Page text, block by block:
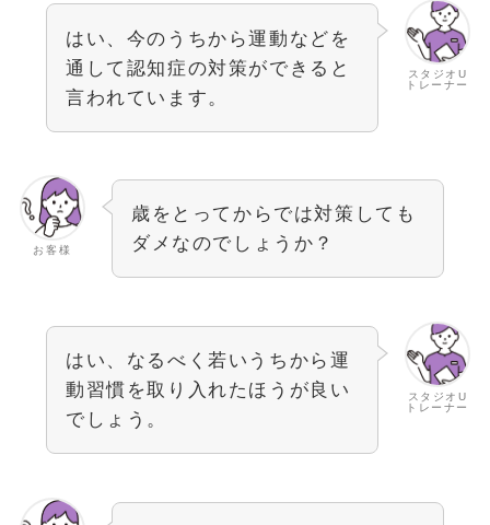
スタジオU
トレーナー
はい、今のうちから運動などを
通して認知症の対策ができると
言われています。
お客様
歳をとってからでは対策しても
ダメなのでしょうか？
スタジオU
トレーナー
はい、なるべく若いうちから運
動習慣を取り入れたほうが良い
でしょう。